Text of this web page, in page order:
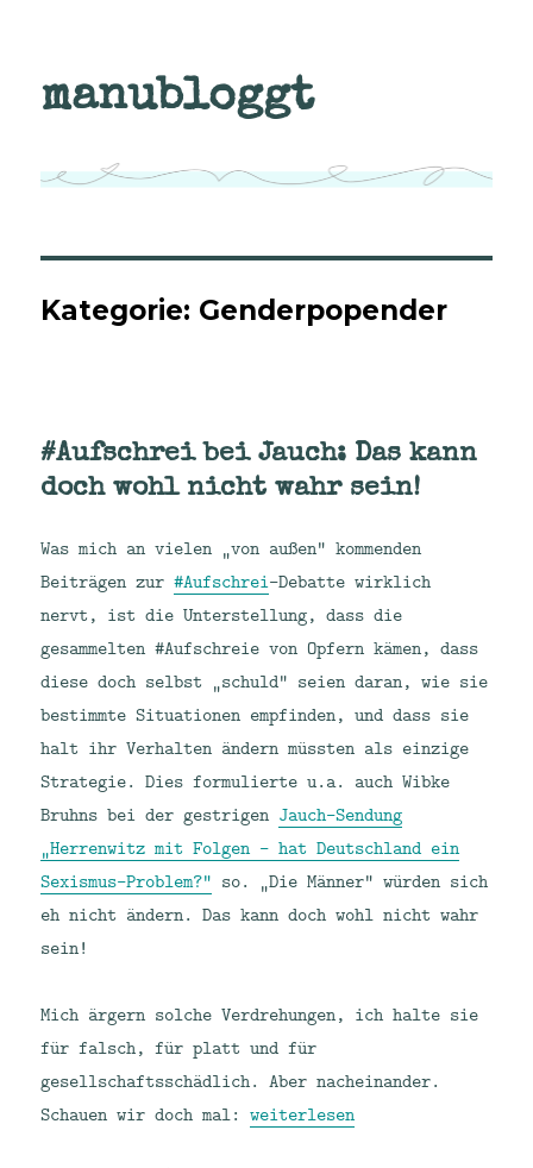
manubloggt
Kategorie: Genderpopender
#Aufschrei bei Jauch: Das kann
doch wohl nicht wahr sein!
Was mich an vielen „von außen“ kommenden
Beiträgen zur#Aufschrei-Debatte wirklich
nervt, ist die Unterstellung, dass die
gesammelten #Aufschreie von Opfern kämen, dass
diese doch selbst „schuld“ seien daran, wie sie
bestimmte Situationen empfinden, und dass sie
halt ihr Verhalten ändern müssten als einzige
Strategie. Dies formulierte u.a. auch Wibke
Bruhns bei der gestrigen Jauch-Sendung
„Herrenwitz mit Folgen – hat Deutschland ein
Sexismus-Problem?“ so. „Die Männer“ würden sich
eh nicht ändern. Das kann doch wohl nicht wahr
sein!
Mich ärgern solche Verdrehungen, ich halte sie
für falsch, für platt und für
gesellschaftsschädlich. Aber nacheinander.
Schauen wir doch mal:„#Aufschrei bei Jauch: Das
weiterlesen